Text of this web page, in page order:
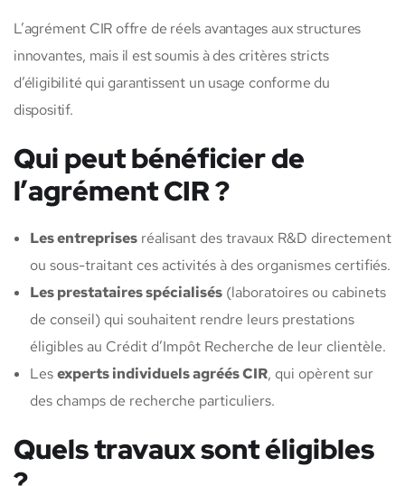
L’agrément CIR offre de réels avantages aux structures
innovantes, mais il est soumis à des critères stricts
d’éligibilité qui garantissent un usage conforme du
dispositif.
Qui peut bénéficier de
l’agrément CIR ?
Les entreprises réalisant des travaux R&D directement
ou sous-traitant ces activités à des organismes certifiés.
Les prestataires spécialisés (laboratoires ou cabinets
de conseil) qui souhaitent rendre leurs prestations
éligibles au Crédit d’Impôt Recherche de leur clientèle.
Lesexperts individuels agréés CIR, qui opèrent sur
des champs de recherche particuliers.
Quels travaux sont éligibles